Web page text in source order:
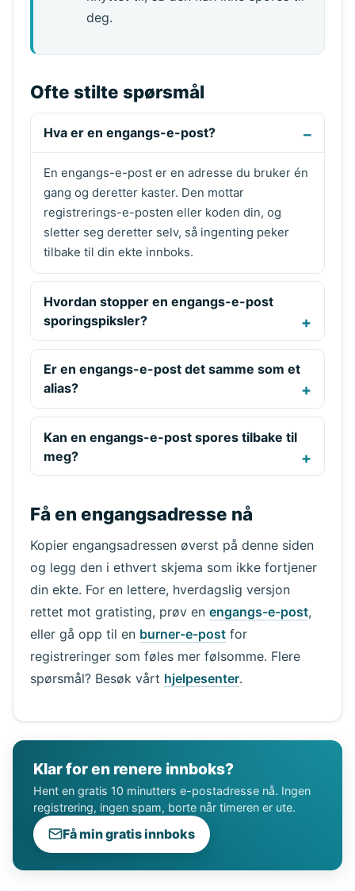
deg.
Ofte stilte spørsmål
Hva er en engangs-e-post?
En engangs-e-post er en adresse du bruker én
gang og deretter kaster. Den mottar
registrerings-e-posten eller koden din, og
sletter seg deretter selv, så ingenting peker
tilbake til din ekte innboks.
Hvordan stopper en engangs-e-post
sporingspiksler?
Er en engangs-e-post det samme som et
alias?
Kan en engangs-e-post spores tilbake til
meg?
Få en engangsadresse nå
Kopier engangsadressen øverst på denne siden
og legg den i ethvert skjema som ikke fortjener
din ekte. For en lettere, hverdagslig versjon
rettet mot gratisting, prøv en engangs-e-post,
eller gå opp til en burner-e-postfor
registreringer som føles mer følsomme. Flere
spørsmål? Besøk vårt hjelpesenter.
Klar for en renere innboks?
Hent en gratis 10 minutters e-postadresse nå. Ingen
registrering, ingen spam, borte når timeren er ute.
Få min gratis innboks